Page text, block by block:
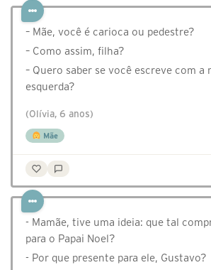
– Mãe, você é carioca ou pedestre?
– Como assim, filha?
– Quero saber se você escreve com a
esquerda?
(Olívia, 6 anos)
Mãe
- Mamãe, tive uma ideia: que tal
para o Papai Noel?
- Por que presente para ele, Gustavo?